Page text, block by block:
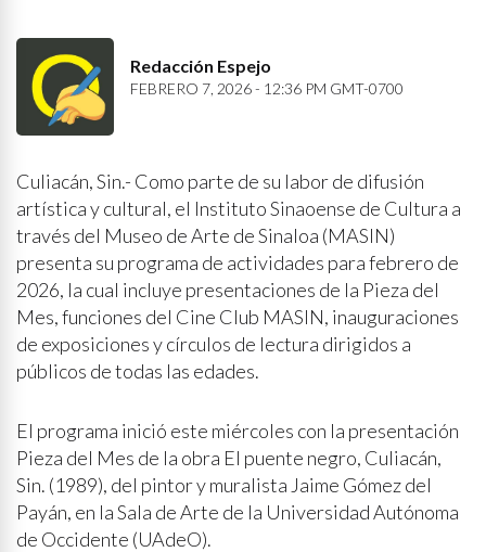
Redacción Espejo
FEBRERO 7, 2026 - 12:36 PM GMT-0700
Culiacán, Sin.- Como parte de su labor de difusión
artística y cultural, el Instituto Sinaoense de Cultura a
través del Museo de Arte de Sinaloa (MASIN)
presenta su programa de actividades para febrero de
2026, la cual incluye presentaciones de la Pieza del
Mes, funciones del Cine Club MASIN, inauguraciones
de exposiciones y círculos de lectura dirigidos a
públicos de todas las edades.
El programa inició este miércoles con la presentación
Pieza del Mes de la obra El puente negro, Culiacán,
Sin. (1989), del pintor y muralista Jaime Gómez del
Payán, en la Sala de Arte de la Universidad Autónoma
de Occidente (UAdeO).